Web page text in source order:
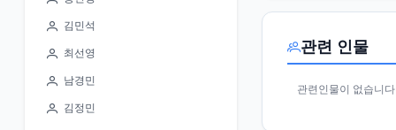
김민석
최선영
남경민
김정민
관련 인물
관련인물이 없습니